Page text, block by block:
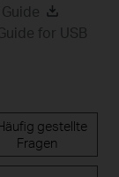
for USB
gestellte
Fragen